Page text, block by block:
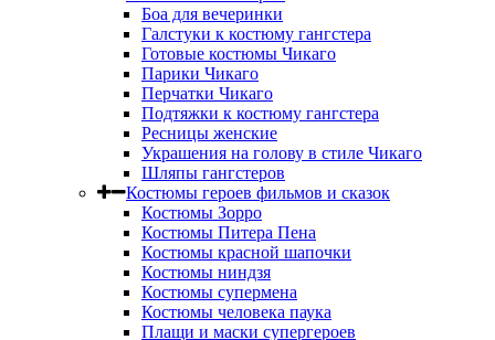
Боа для вечеринки
Галстуки к костюму гангстера
Готовые костюмы Чикаго
Парики Чикаго
Перчатки Чикаго
Подтяжки к костюму гангстера
Ресницы женские
Украшения на голову в стиле Чикаго
Шляпы гангстеров
Костюмы героев фильмов и сказок
Костюмы Зорро
Костюмы Питера Пена
Костюмы красной шапочки
Костюмы ниндзя
Костюмы супермена
Костюмы человека паука
Плащи и маски супергероев